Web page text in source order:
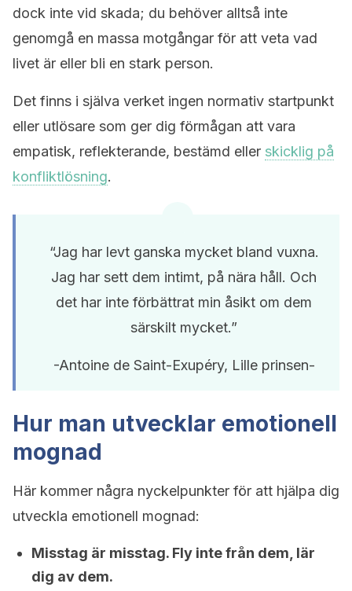
dock inte vid skada; du behöver alltså inte
genomgå en massa motgångar för att veta vad
livet är eller bli en stark person.
Det finns i själva verket ingen normativ startpunkt
eller utlösare som ger dig förmågan att vara
empatisk, reflekterande, bestämd eller skicklig på
konfliktlösning.
“Jag har levt ganska mycket bland vuxna.
Jag har sett dem intimt, på nära håll. Och
det har inte förbättrat min åsikt om dem
särskilt mycket.”
-Antoine de Saint-Exupéry, Lille prinsen-
Hur man utvecklar emotionell
mognad
Här kommer några nyckelpunkter för att hjälpa dig
utveckla emotionell mognad:
Misstag är misstag. Fly inte från dem, lär
dig av dem.